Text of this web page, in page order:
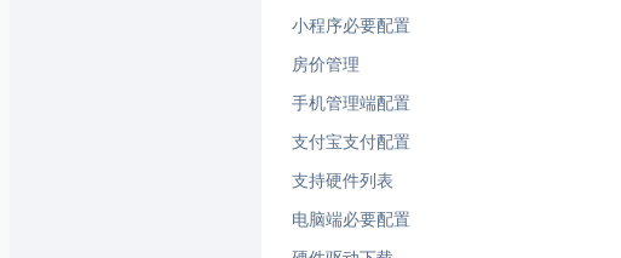
小程序必要配置
房价管理
手机管理端配置
支付宝支付配置
支持硬件列表
电脑端必要配置